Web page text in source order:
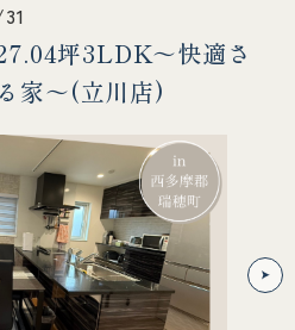
坪3LDK～快適さ
家～(立川店)